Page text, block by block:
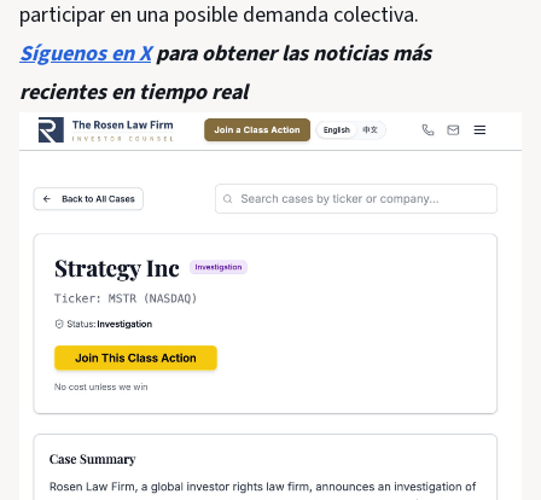
participar en una posible demanda colectiva.
Síguenos en Xpara obtener las noticias más
recientes en tiempo real